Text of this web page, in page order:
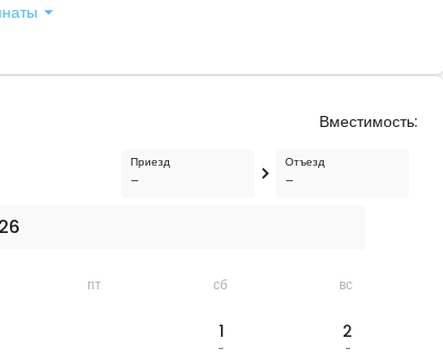
Вместимость:
Приезд
-
Отъезд
-
пт сб вс
1
-
2
-